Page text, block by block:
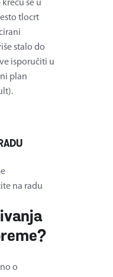
se u
tlocrt
stalo do
isporučiti u
plan
na radu
o